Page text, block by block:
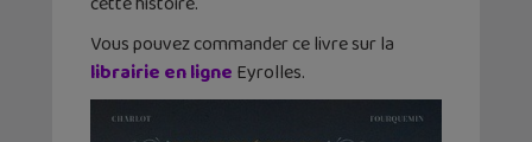
Vous pouvez commander ce livre sur la
librairie en ligne Eyrolles.